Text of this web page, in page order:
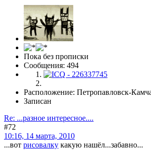
Пока без прописки
Сообщения: 494
Расположение: Петропавловск-
Записан
Re: ...разное интересное....
#72
10:16, 14 марта, 2010
...вот рисовалку какую нашёл...забавно...